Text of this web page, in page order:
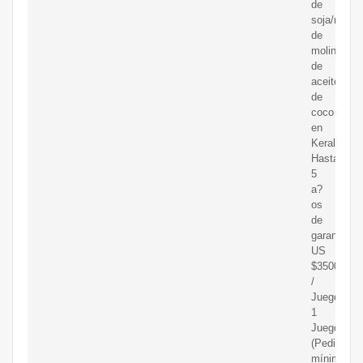
de
soja/
de
molino
de
aceite
de
coco
en
Kerala.
Hasta
5
a?
os
de
garantía.
US
$3500-
/
Juego
1
Juego
(Pedido
mínimo)